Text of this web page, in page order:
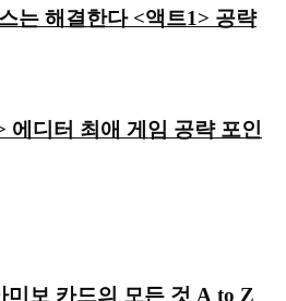
는 해결한다 <액트1> 공략
에디터 최애 게임 공략 포인
미보 카드의 모든 것 A to Z